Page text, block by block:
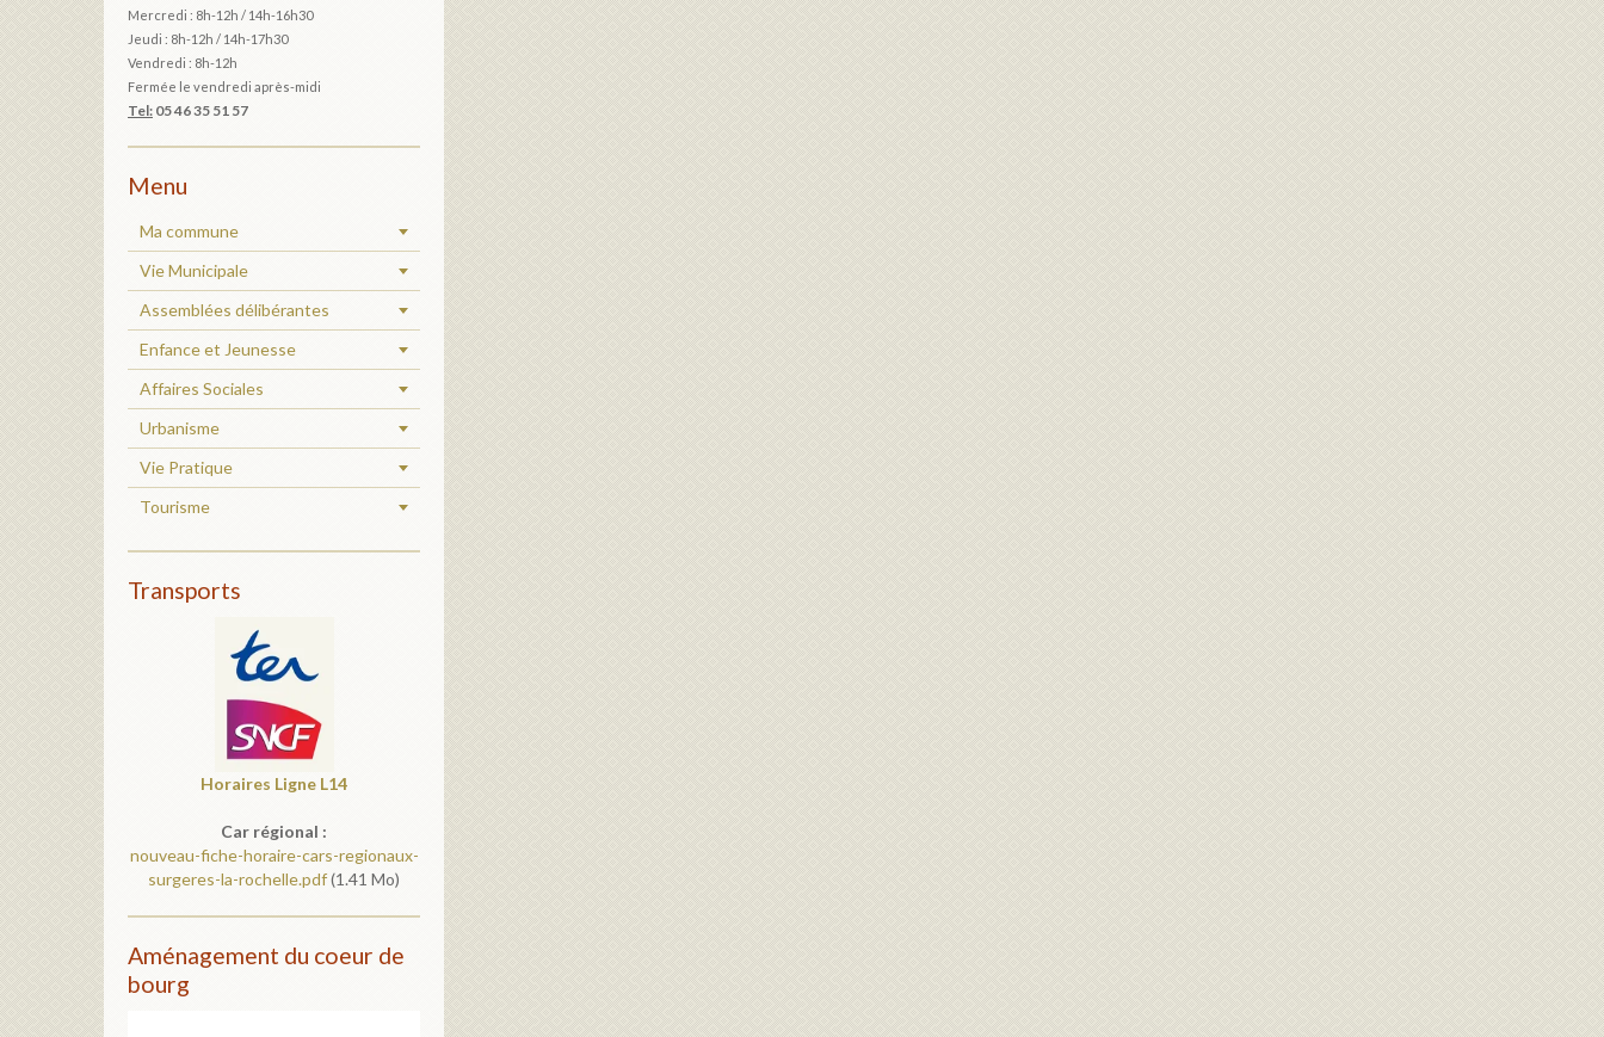
Mercredi : 8h-12h / 14h-16h30
Jeudi : 8h-12h / 14h-17h30
Vendredi : 8h-12h
Fermée le vendredi après-midi
Tel: 05 46 35 51 57
Menu
Ma commune
Vie Municipale
Assemblées délibérantes
Enfance et Jeunesse
Affaires Sociales
Urbanisme
Vie Pratique
Tourisme
Transports
Horaires Ligne L14
Car régional :
nouveau-fiche-horaire-cars-regionaux-
surgeres-la-rochelle.pdf(1.41 Mo)
Aménagement du coeur de
bourg